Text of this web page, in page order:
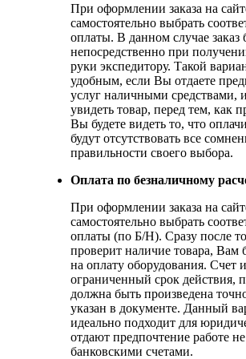
При оформлении заказа на
самостоятельно выбрать
оплаты. В данном случае заказ
непосредственно при
руки экспедитору. Такой
удобным, если Вы отдаете
услуг наличными средствами,
увидеть товар, перед тем, как
Вы будете видеть то, что
будут отсутствовать все
правильности своего выбора.
Оплата по безналичному
При оформлении заказа на
самостоятельно выбрать
оплаты (по Б/Н). Сразу после
проверит наличие товара, Вам
на оплату оборудования. Счет
ограниченный срок действия,
должна быть произведена
указан в документе. Данный
идеально подходит для
отдают предпочтение работе
банковскими счетами.